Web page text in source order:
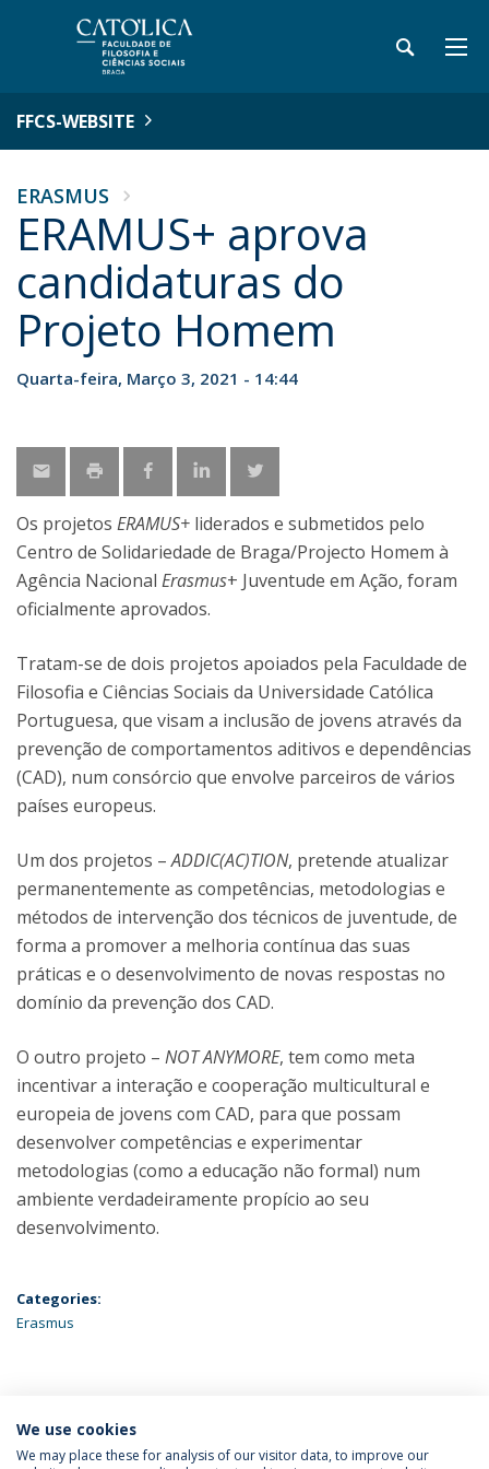
FFCS-WEBSITE
ERASMUS
ERAMUS+ aprova
candidaturas do
Projeto Homem
Quarta-feira, Março 3, 2021 - 14:44
Os projetos ERAMUS+ liderados e submetidos pelo
Centro de Solidariedade de Braga/Projecto Homem à
Agência Nacional Erasmus+ Juventude em Ação, foram
oficialmente aprovados.
Tratam-se de dois projetos apoiados pela Faculdade de
Filosofia e Ciências Sociais da Universidade Católica
Portuguesa, que visam a inclusão de jovens através da
prevenção de comportamentos aditivos e dependências
(CAD), num consórcio que envolve parceiros de vários
países europeus.
Um dos projetos –ADDIC(AC)TION, pretende atualizar
permanentemente as competências, metodologias e
métodos de intervenção dos técnicos de juventude, de
forma a promover a melhoria contínua das suas
práticas e o desenvolvimento de novas respostas no
domínio da prevenção dos CAD.
O outro projeto – NOT ANYMORE, tem como meta
incentivar a interação e cooperação multicultural e
europeia de jovens com CAD, para que possam
desenvolver competências e experimentar
metodologias (como a educação não formal) num
ambiente verdadeiramente propício ao seu
desenvolvimento.
Categories:
Erasmus
ÚLTIMAS NOTÍCIAS
We use cookies
We may place these for analysis of our visitor data, to improve our